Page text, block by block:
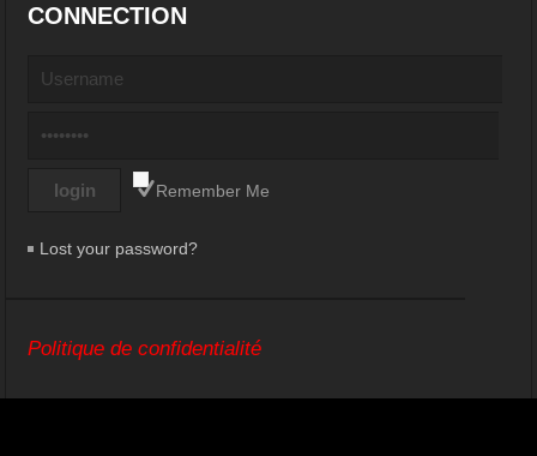
CONNECTION
Remember Me
Lost your password?
Politique de confidentialité